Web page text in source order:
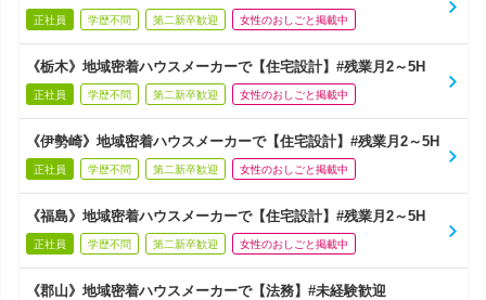
正社員 学歴不問 第二新卒歓迎 女性のおしごと掲載中
《栃木》地域密着ハウスメーカーで【住宅設計】#残業月2～5H
正社員 学歴不問 第二新卒歓迎 女性のおしごと掲載中
《伊勢崎》地域密着ハウスメーカーで【住宅設計】#残業月2～5H
正社員 学歴不問 第二新卒歓迎 女性のおしごと掲載中
《福島》地域密着ハウスメーカーで【住宅設計】#残業月2～5H
正社員 学歴不問 第二新卒歓迎 女性のおしごと掲載中
《郡山》地域密着ハウスメーカーで【法務】#未経験歓迎